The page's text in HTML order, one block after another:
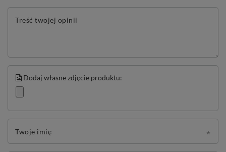
Treść twojej opinii
Dodaj własne zdjęcie produktu:
Twoje imię